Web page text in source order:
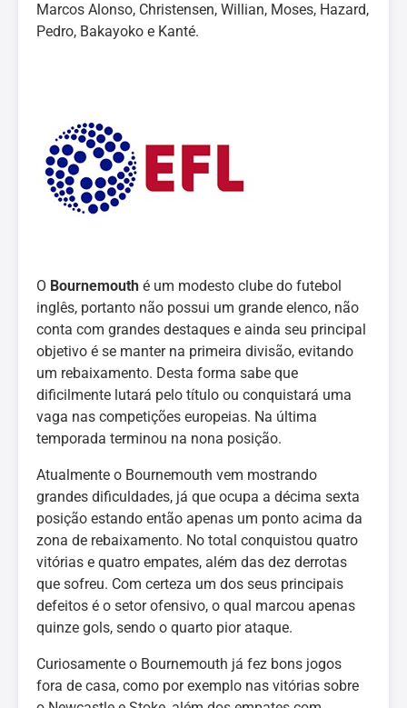
Marcos Alonso, Christensen, Willian, Moses, Hazard,
Pedro, Bakayoko e Kanté.
O Bournemouth é um modesto clube do futebol
inglês, portanto não possui um grande elenco, não
conta com grandes destaques e ainda seu principal
objetivo é se manter na primeira divisão, evitando
um rebaixamento. Desta forma sabe que
dificilmente lutará pelo título ou conquistará uma
vaga nas competições europeias. Na última
temporada terminou na nona posição.
Atualmente o Bournemouth vem mostrando
grandes dificuldades, já que ocupa a décima sexta
posição estando então apenas um ponto acima da
zona de rebaixamento. No total conquistou quatro
vitórias e quatro empates, além das dez derrotas
que sofreu. Com certeza um dos seus principais
defeitos é o setor ofensivo, o qual marcou apenas
quinze gols, sendo o quarto pior ataque.
Curiosamente o Bournemouth já fez bons jogos
fora de casa, como por exemplo nas vitórias sobre